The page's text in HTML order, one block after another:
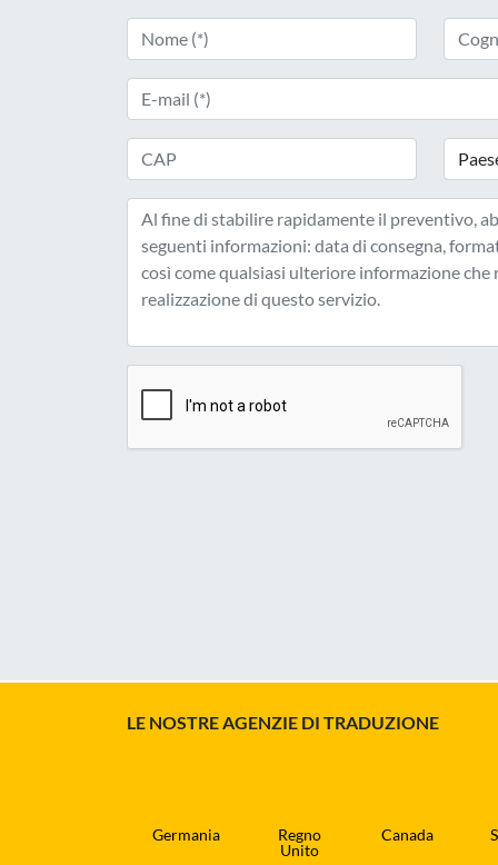
LE NOSTRE AGENZIE DI TRADUZIONE
Germania
Regno
Unito
Canada